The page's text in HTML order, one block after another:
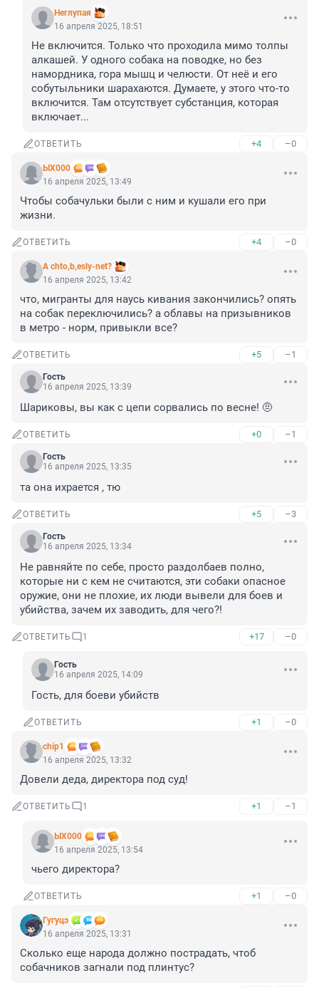
Неглупая
16 апреля 2025, 18:51
Не включится. Только что проходила мимо толпы
алкашей. У одного собака на поводке, но без
намордника, гора мышц и челюсти. От неё и его
собутыльники шарахаются. Думаете, у этого что-то
включится. Там отсутствует субстанция, которая
включает...
ОТВЕТИТЬ +4 –0
ЫХ000
16 апреля 2025, 13:49
Чтобы собачульки были с ним и кушали его при
жизни.
ОТВЕТИТЬ +4 –0
A chto,b,esly-net?
16 апреля 2025, 13:42
что, мигранты для наусь кивания закончились? опять
на собак переключились? а облавы на призывников
в метро - норм, привыкли все?
ОТВЕТИТЬ +5 –1
Гость
16 апреля 2025, 13:39
Шариковы, вы как с цепи сорвались по весне! 🤨
ОТВЕТИТЬ +0 –1
Гость
16 апреля 2025, 13:35
та она ихрается , тю
ОТВЕТИТЬ +5 –3
Гость
16 апреля 2025, 13:34
Не равняйте по себе, просто раздолбаев полно,
которые ни с кем не считаются, эти собаки опасное
оружие, они не плохие, их люди вывели для боев и
убийства, зачем их заводить, для чего?!
ОТВЕТИТЬ 1 +17 –0
Гость
16 апреля 2025, 14:09
Гость, для боеви убийств
ОТВЕТИТЬ +1 –0
chip1
16 апреля 2025, 13:32
Довели деда, директора под суд!
ОТВЕТИТЬ 1 +1 –1
ЫХ000
16 апреля 2025, 13:54
чьего директора?
ОТВЕТИТЬ +1 –0
Гугуцэ
16 апреля 2025, 13:31
Сколько еще народа должно пострадать, чтоб
собачников загнали под плинтус?